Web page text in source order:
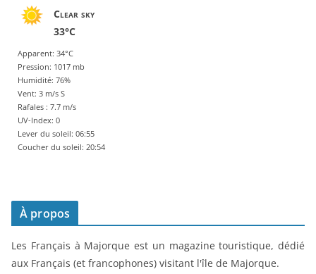
Clear sky
33°C
Apparent: 34°C
Pression: 1017 mb
Humidité: 76%
Vent: 3 m/s S
Rafales : 7.7 m/s
UV-Index: 0
Lever du soleil: 06:55
Coucher du soleil: 20:54
À propos
Les Français à Majorque est un magazine touristique, dédié
aux Français (et francophones) visitant l'île de Majorque.